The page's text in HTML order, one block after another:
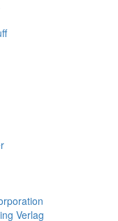
Verlag